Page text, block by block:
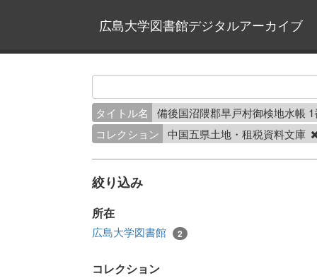
広島大学図書館デジタルアーカイブ
タイトル名
備後国沼隈郡早戸村御検地水帳
コレクション
中国五県土地・租税資料文庫
絞り込み
所在
広島大学図書館 2
コレクション